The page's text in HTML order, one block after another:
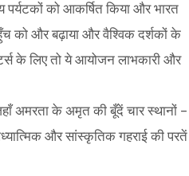
को आकर्षित किया और भारत
को और बढ़ाया और वैश्विक दर्शकों के
के लिए तो ये आयोजन लाभकारी और
अमरता के अमृत की बूँदें चार स्थानों –
और सांस्कृतिक गहराई की परतें